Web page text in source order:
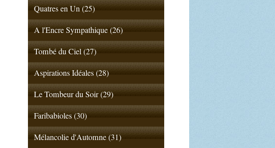
Quatres en Un (25)
A l'Encre Sympathique (26)
Tombé du Ciel (27)
Aspirations Idéales (28)
Le Tombeur du Soir (29)
Faribabioles (30)
Mélancolie d'Automne (31)